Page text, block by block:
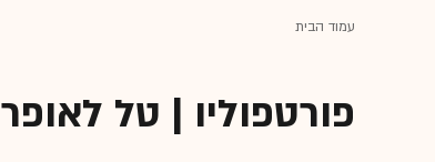
עמוד הבית
פורטפוליו | טל לאופר